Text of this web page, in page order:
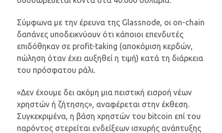
Σύμφωνα με την έρευνα της Glassnode, οι on-chain
δαπάνες υποδεικνύουν ότι κάποιοι επενδυτές
επιδόθηκαν σε profit-taking (αποκόμιση κερδών,
πώληση όταν έχει αυξηθεί η τιμή) κατά τη διάρκεια
του πρόσφατου ράλι.
«Δεν έχουμε δει ακόμη μια πειστική εισροή νέων
χρηστών ή ζήτησης», αναφέρεται στην έκθεση.
Συγκεκριμένα, η βάση χρηστών του bitcoin επί του
παρόντος στερείται ενδείξεων ισχυρής ανάπτυξης